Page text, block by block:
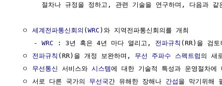
절차나 규정을 정하고, 관련 기술을 연구하며, 다음과 같
  ㅇ
세계전파통신회의 (WRC )와 지역전파통신회의를 개최
     -
WRC : 3년 혹은 4년 마다 열리고, 전파규칙 (RR)을 검토
  ㅇ
전파규칙 (RR)을 개정 보완하며, 무선 주파수 스펙트럼 의 새
  ㅇ
무선통신 서비스와 시스템에 대한 기술적 특성과 운영절차에
  ㅇ 서로 다른 국가의
무선국간 유해한 장해나 간섭 을 막기위해